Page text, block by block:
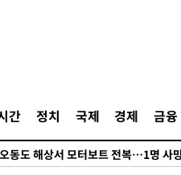
간 정치 국제 경제 금융
시 상승 마감…S&P 0.6% 나스닥
서 해루질 나섰다 실종 60대, 닷새 만
동도 해상서 모터보트 전복…1명 사